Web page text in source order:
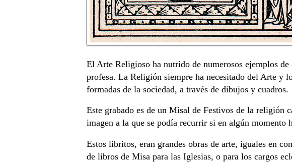
El Arte Religioso ha nutrido de numerosos ejemplos
profesa. La Religión siempre ha necesitado del Arte y
formadas de la sociedad, a través de dibujos y cuadros.
Este grabado es de un Misal de Festivos de la religión
imagen a la que se podía recurrir si en algún momento
Estos libritos, eran grandes obras de arte, iguales en
de libros de Misa para las Iglesias, o para los cargos